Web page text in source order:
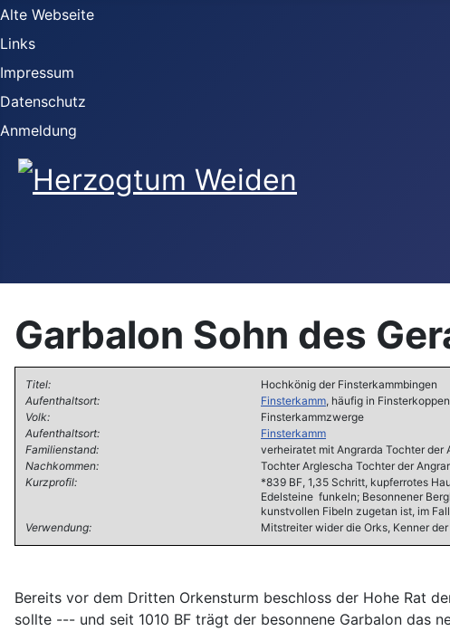
Alte Webseite
Links
Impressum
Datenschutz
Anmeldung
Garbalon Sohn des
Titel:
Hochkönig der Finsterkammbingen
Aufenthaltsort:
Finsterkamm, häufig in
Volk:
Finsterkammzwerge
Aufenthaltsort:
Finsterkamm
Familienstand:
verheiratet mit Angrarda Tochter der
Nachkommen:
Tochter Arglescha Tochter der
Kurzprofil:
*839 BF, 1,35 Schritt, kupferrotes
Edelsteine funkeln; Besonnener
kunstvollen Fibeln zugetan ist, im
Verwendung:
Mitstreiter wider die Orks, Kenner
Bereits vor dem Dritten Orkensturm beschloss der Hohe Rat
sollte --- und seit 1010 BF trägt der besonnene Garbalon das